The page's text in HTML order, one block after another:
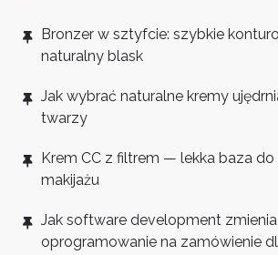
Bronzer w sztyfcie: szybkie
naturalny blask
Jak wybrać naturalne kremy
twarzy
Krem CC z filtrem — lekka baza
makijażu
Jak software development zmienia
oprogramowanie na zamówienie